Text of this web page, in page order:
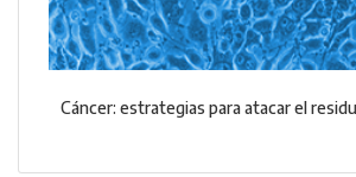
Cáncer: estrategias para atacar el